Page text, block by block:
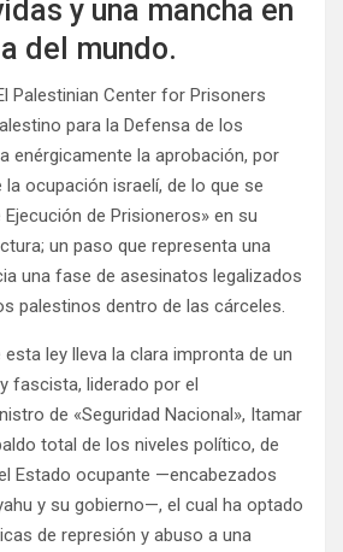
y una mancha en
del mundo.
Palestinian Center for Prisoners
para la Defensa de los
enérgicamente la aprobación, por
ocupación israelí, de lo que se
de Prisioneros» en su
un paso que representa una
una fase de asesinatos legalizados
palestinos dentro de las cárceles.
ley lleva la clara impronta de un
fascista, liderado por el
de «Seguridad Nacional», Itamar
total de los niveles político, de
Estado ocupante —encabezados
y su gobierno—, el cual ha optado
de represión y abuso a una